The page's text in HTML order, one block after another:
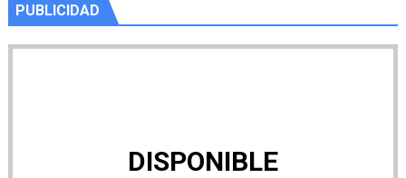
PUBLICIDAD
DISPONIBLE